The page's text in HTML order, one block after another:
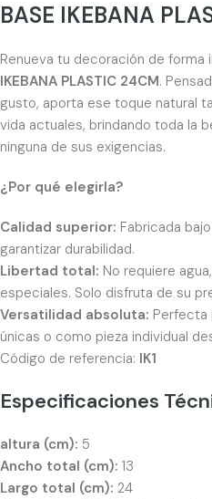
BASE IKEBANA
Renueva tu decoración de
IKEBANA PLASTIC 24CM.
gusto, aporta ese toque natural
vida actuales, brindando toda la
ninguna de sus exigencias.
¿Por qué elegirla?
Calidad superior: Fabricada
garantizar durabilidad.
Libertad total: No requiere
especiales. Solo disfruta de su
Versatilidad absoluta: Perfecta
únicas o como pieza individual
Código de referencia: IK1
Especificaciones
altura (cm): 5
Ancho total (cm): 13
Largo total (cm): 24